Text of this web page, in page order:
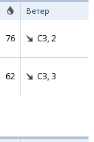
Ветер
76 СЗ, 2
62 СЗ, 3